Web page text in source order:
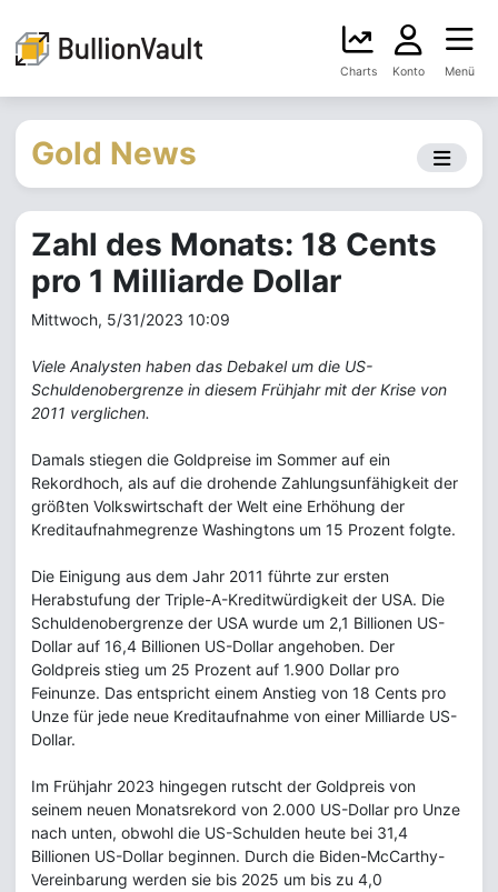
Charts Konto Menü
Gold News
Zahl des Monats: 18 Cents
pro 1 Milliarde Dollar
Mittwoch, 5/31/2023 10:09
Viele Analysten haben das Debakel um die US-
Schuldenobergrenze in diesem Frühjahr mit der Krise von
2011 verglichen.
Damals stiegen die Goldpreise im Sommer auf ein
Rekordhoch, als auf die drohende Zahlungsunfähigkeit der
größten Volkswirtschaft der Welt eine Erhöhung der
Kreditaufnahmegrenze Washingtons um 15 Prozent folgte.
Die Einigung aus dem Jahr 2011 führte zur ersten
Herabstufung der Triple-A-Kreditwürdigkeit der USA. Die
Schuldenobergrenze der USA wurde um 2,1 Billionen US-
Dollar auf 16,4 Billionen US-Dollar angehoben. Der
Goldpreis stieg um 25 Prozent auf 1.900 Dollar pro
Feinunze. Das entspricht einem Anstieg von 18 Cents pro
Unze für jede neue Kreditaufnahme von einer Milliarde US-
Dollar.
Im Frühjahr 2023 hingegen rutscht der Goldpreis von
seinem neuen Monatsrekord von 2.000 US-Dollar pro Unze
nach unten, obwohl die US-Schulden heute bei 31,4
Billionen US-Dollar beginnen. Durch die Biden-McCarthy-
Vereinbarung werden sie bis 2025 um bis zu 4,0